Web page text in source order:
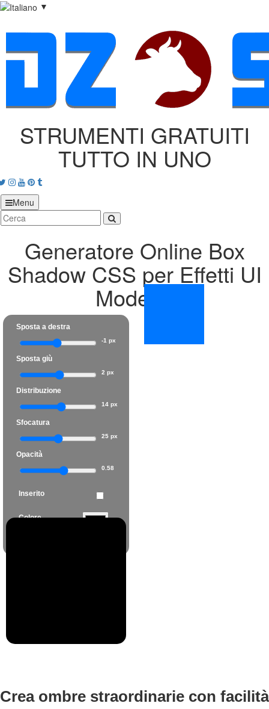
▼
STRUMENTI GRATUITI
TUTTO IN UNO
Twitter
Instagram
Youtube
Pinterest
tumblr
Menu
Generatore Online Box
Shadow CSS per Effetti UI
Moderni
Sposta a destra
-1 px
Sposta giù
2 px
Distribuzione
14 px
Sfocatura
25 px
Opacità
0.58
Inserito
Colore
Crea ombre straordinarie con facilità